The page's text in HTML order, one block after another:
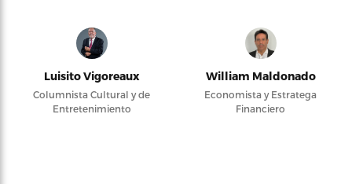
Luisito Vigoreaux
Columnista Cultural y de
Entretenimiento
William Maldonado
Economista y Estratega
Financiero